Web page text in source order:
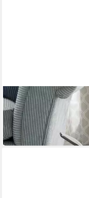
PAROLI
Beistelltisch
60 x 41 x 45 cm B/H/T
168,91 €
in 5-6 Werktagen bei dir